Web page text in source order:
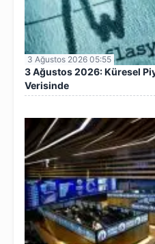
3 Ağustos 2026 05:55
3 Ağustos 2026: Küresel
Verisinde